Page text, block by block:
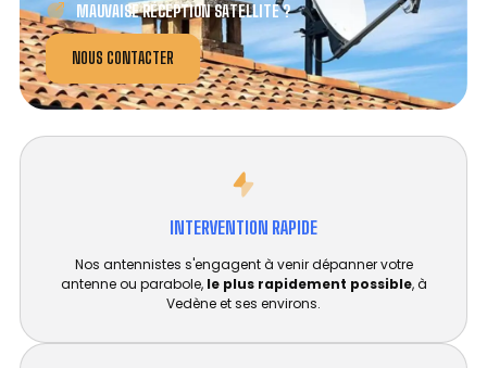
MAUVAISE RÉCEPTION SATELLITE ?
NOUS CONTACTER
INTERVENTION RAPIDE
Nos antennistes s'engagent à venir dépanner votre
antenne ou parabole, le plus rapidement possible, à
Vedène et ses environs.